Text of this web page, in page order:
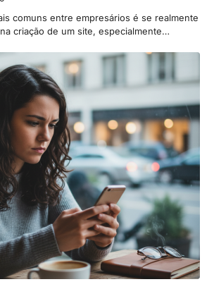
comuns entre empresários é se realmente
criação de um site, especialmente…